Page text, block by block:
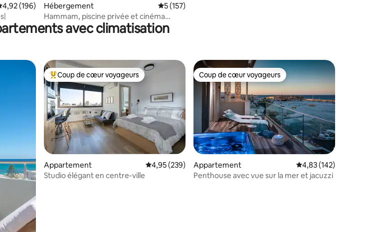
: 4,98 sur 5
moyenne sur la base de 196 commentaires : 4,92 sur 5
4,92 (196)
Hébergement Évaluation moyenne sur la base de 157 commentaires : 5 sur 5
5 (157)
Hammam, piscine privée et cinéma
maison : vue verte
avec climatisation
: 4,82 sur 5
appréciés Coups de cœur voyageurs les plus appréciés
Coup de cœur voyageurs
Appartement Évaluation moyenne sur la base de 239 commentaires : 4,95 sur 5
4,95 (239)
Studio élégant en centre-ville
Coup de cœur voyageurs
Coup de cœur voyageurs
Appartement Évaluation moyenne
4,83 (142)
Penthouse avec vue sur la mer et jacuzzi